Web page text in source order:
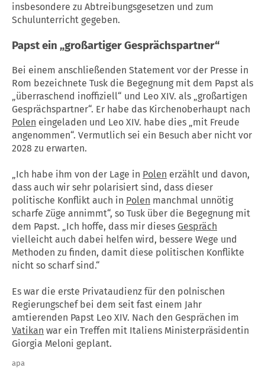
insbesondere zu Abtreibungsgesetzen und zum
Schulunterricht gegeben.
Papst ein „großartiger Gesprächspartner“
Bei einem anschließenden Statement vor der Presse in
Rom bezeichnete Tusk die Begegnung mit dem Papst als
„überraschend inoffiziell“ und Leo XIV. als „großartigen
Gesprächspartner“. Er habe das Kirchenoberhaupt nach
Polen eingeladen und Leo XIV. habe dies „mit Freude
angenommen“. Vermutlich sei ein Besuch aber nicht vor
2028 zu erwarten.
„Ich habe ihm von der Lage in Polen erzählt und davon,
dass auch wir sehr polarisiert sind, dass dieser
politische Konflikt auch in Polen manchmal unnötig
scharfe Züge annimmt“, so Tusk über die Begegnung mit
dem Papst. „Ich hoffe, dass mir dieses Gespräch
vielleicht auch dabei helfen wird, bessere Wege und
Methoden zu finden, damit diese politischen Konflikte
nicht so scharf sind.“
Es war die erste Privataudienz für den polnischen
Regierungschef bei dem seit fast einem Jahr
amtierenden Papst Leo XIV. Nach den Gesprächen im
Vatikan war ein Treffen mit Italiens Ministerpräsidentin
Giorgia Meloni geplant.
apa